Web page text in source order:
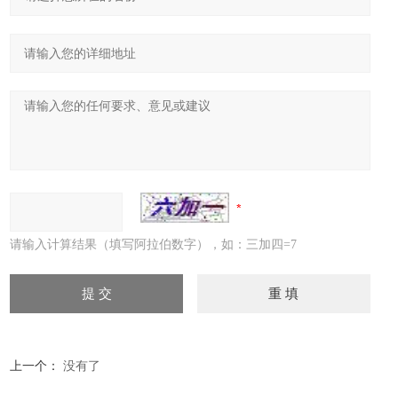
请输入计算结果（填写阿拉伯数字），如：三加四=7
上一个： 没有了